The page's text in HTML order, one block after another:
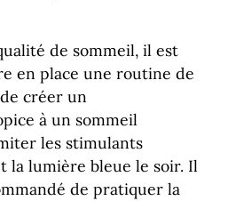
de sommeil, il est
en place une routine de
créer un
à un sommeil
les stimulants
la lumière bleue le soir. Il
de pratiquer la